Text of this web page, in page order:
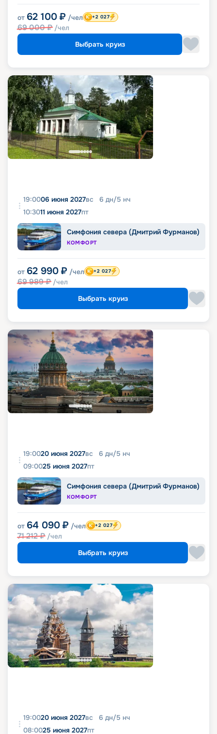
от 62 100 ₽ /чел
69 000₽ /чел
+2 027
Выбрать круиз
19:0006 июня 2027вс 6 дн/5 нч
10:3011 июня 2027пт
Симфония севера (Дмитрий Фурманов)
КОМФОРТ
от 62 990 ₽ /чел
69 989₽ /чел
+2 027
Выбрать круиз
19:0020 июня 2027вс 6 дн/5 нч
09:0025 июня 2027пт
Симфония севера (Дмитрий Фурманов)
КОМФОРТ
от 64 090 ₽ /чел
71 212₽ /чел
+2 027
Выбрать круиз
19:0020 июня 2027вс 6 дн/5 нч
08:0025 июня 2027пт